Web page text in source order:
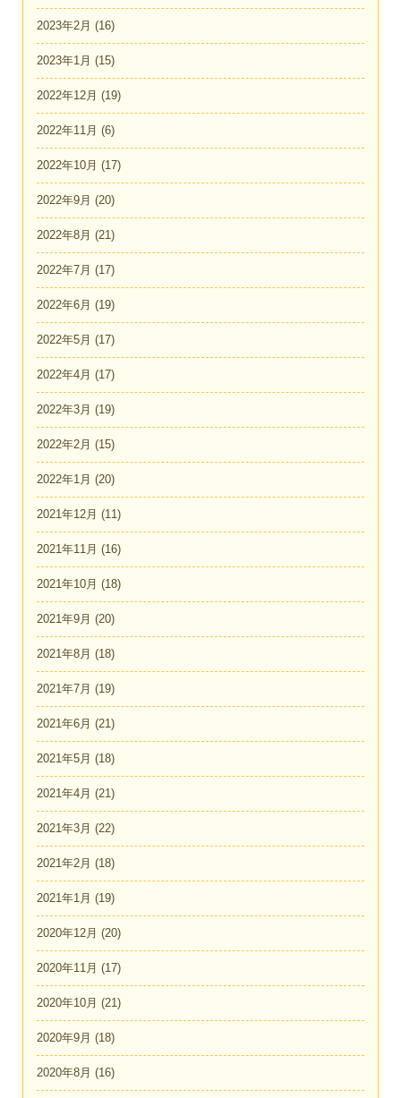
2023年2月 (16)
2023年1月 (15)
2022年12月 (19)
2022年11月 (6)
2022年10月 (17)
2022年9月 (20)
2022年8月 (21)
2022年7月 (17)
2022年6月 (19)
2022年5月 (17)
2022年4月 (17)
2022年3月 (19)
2022年2月 (15)
2022年1月 (20)
2021年12月 (11)
2021年11月 (16)
2021年10月 (18)
2021年9月 (20)
2021年8月 (18)
2021年7月 (19)
2021年6月 (21)
2021年5月 (18)
2021年4月 (21)
2021年3月 (22)
2021年2月 (18)
2021年1月 (19)
2020年12月 (20)
2020年11月 (17)
2020年10月 (21)
2020年9月 (18)
2020年8月 (16)